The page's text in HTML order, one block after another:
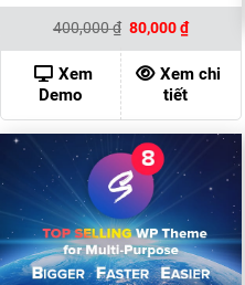
400,000₫ Giá
gốc
là:
400,000 ₫.
80,000₫Giá
hiện
tại
là:
80,000 ₫.
Xem
Demo
Xem chi
tiết